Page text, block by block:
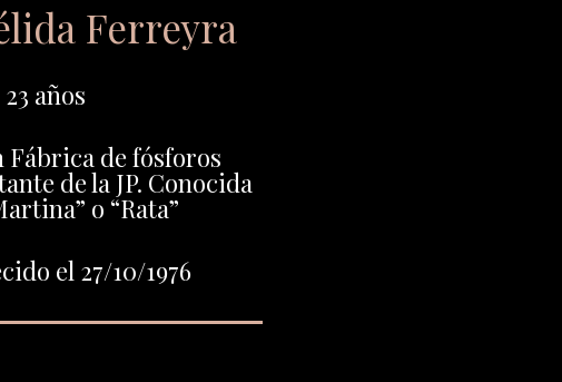
Ferreyra
23 años
Fábrica de fósforos
de la JP. Conocida
o “Rata”
el 27/10/1976